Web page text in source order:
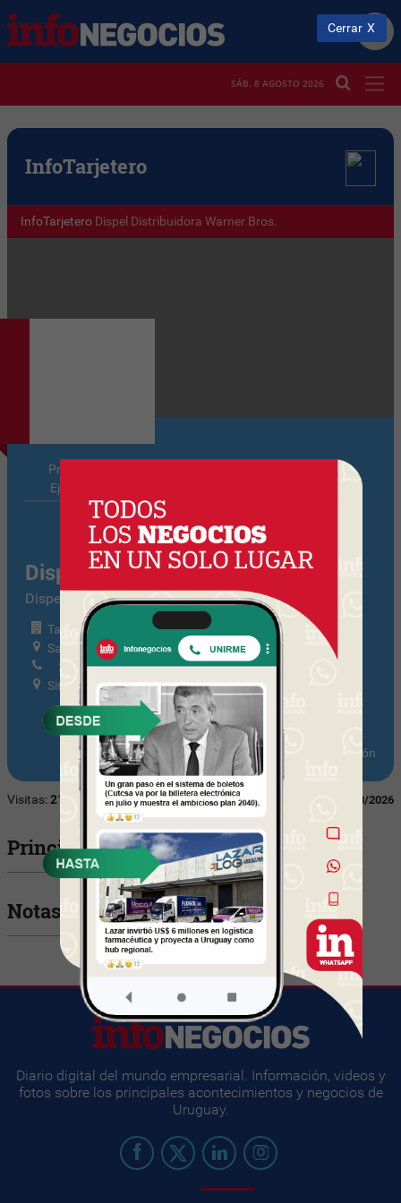
SÁB. 8 AGOSTO 2026
InfoTarjetero
InfoTarjetero Dispel Distribuidora Warner Bros.
Principales
Ejecutivos
Dispel Distribuidora Warner Bros.
Dispel /
Tamaño: Mediana Tramo I
Salto 1057
2412 2236
Sitio web
Actualizar información
Visitas:2127 Última actualización: 08/08/2026
Principales Ejecutivos
Notas relacionadas
Diario digital del mundo empresarial. Información, videos y
fotos sobre los principales acontecimientos y negocios de
Uruguay.
Cerrar